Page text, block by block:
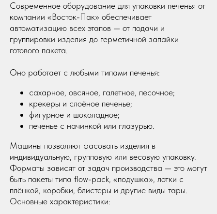
Современное оборудование для упаковки печенья от
компании «Восток-Пак» обеспечивает
автоматизацию всех этапов — от подачи и
группировки изделия до герметичной запайки
готового пакета.
Оно работает с любыми типами печенья:
сахарное, овсяное, галетное, песочное;
крекеры и слоёное печенье;
фигурное и шоколадное;
печенье с начинкой или глазурью.
Машины позволяют фасовать изделия в
индивидуальную, групповую или весовую упаковку.
Форматы зависят от задач производства — это могут
быть пакеты типа flow-pack, «подушка», лотки с
плёнкой, коробки, блистеры и другие виды тары.
Основные характеристики: